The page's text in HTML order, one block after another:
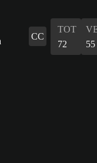
CC
TOT
72
55